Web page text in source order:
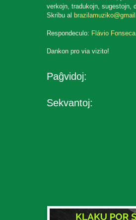
verkojn, tradukojn, sugestojn,
Skribu al
Respondeculo: Flávio Fonseca
Dankon pro via vizito!
Paĝvidoj:
Sekvantoj: